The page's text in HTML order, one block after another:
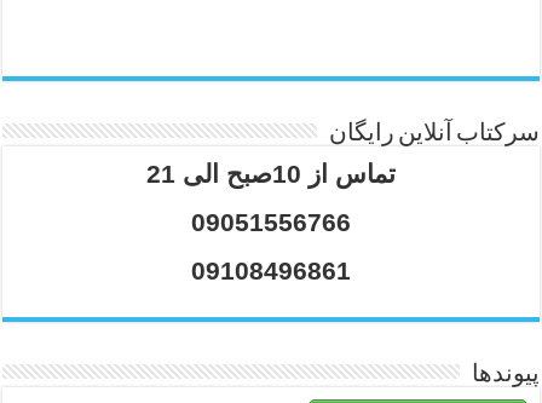
سرکتاب آنلاین رایگان
تماس از 10صبح الی 21
09051556766
09108496861
پیوندها